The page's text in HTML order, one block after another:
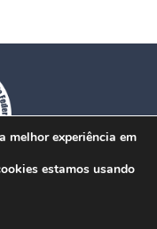
os direitos reservados.
melhor experiência em
estamos usando